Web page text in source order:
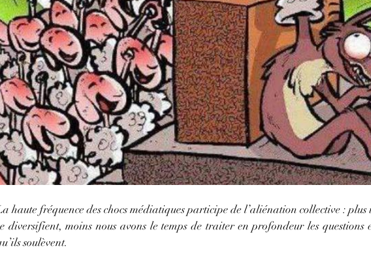
haute fréquence des chocs médiatiques participe de l’aliénation collective : plus
diversifient, moins nous avons le temps de traiter en profondeur les questions
soulèvent.